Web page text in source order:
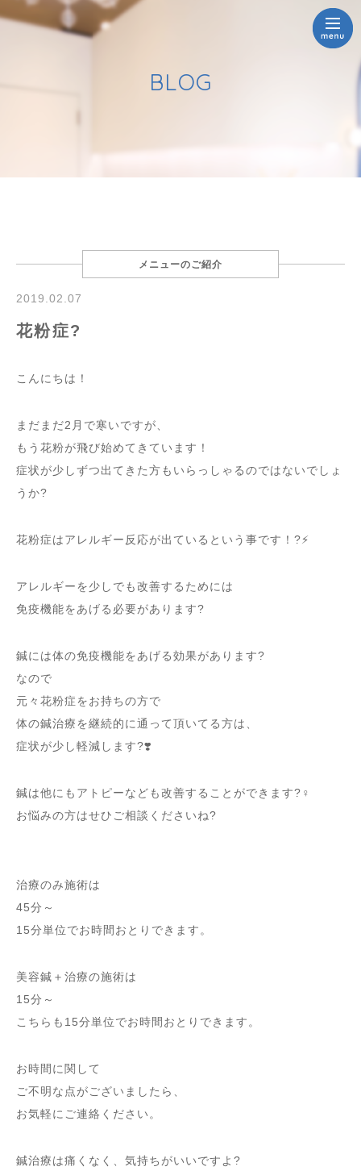
BLOG
メニューのご紹介
2019.02.07
花粉症?
こんにちは！
まだまだ2月で寒いですが、
もう花粉が飛び始めてきています！
症状が少しずつ出てきた方もいらっしゃるのではないでしょ
うか?
花粉症はアレルギー反応が出ているという事です！?⚡️
アレルギーを少しでも改善するためには
免疫機能をあげる必要があります?
鍼には体の免疫機能をあげる効果があります?
なので
元々花粉症をお持ちの方で
体の鍼治療を継続的に通って頂いてる方は、
症状が少し軽減します?❣️
鍼は他にもアトピーなども改善することができます?‍♀️
お悩みの方はせひご相談くださいね?
治療のみ施術は
45分～
15分単位でお時間おとりできます。
美容鍼＋治療の施術は
15分～
こちらも15分単位でお時間おとりできます。
お時間に関して
ご不明な点がございましたら、
お気軽にご連絡ください。
鍼治療は痛くなく、気持ちがいいですよ?